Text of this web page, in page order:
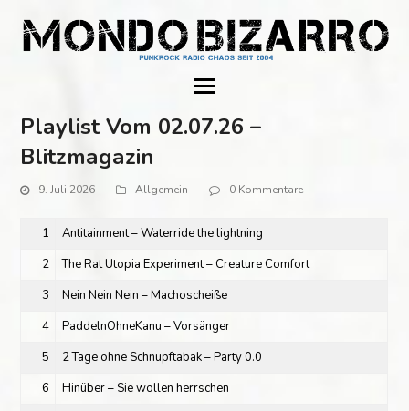
Playlist Vom 02.07.26 –
Blitzmagazin
9. Juli 2026 Allgemein 0 Kommentare
1
Antitainment – Waterride the lightning
2
The Rat Utopia Experiment – Creature Comfort
3
Nein Nein Nein – Machoscheiße
4
PaddelnOhneKanu – Vorsänger
5
2 Tage ohne Schnupftabak – Party 0.0
6
Hinüber – Sie wollen herrschen